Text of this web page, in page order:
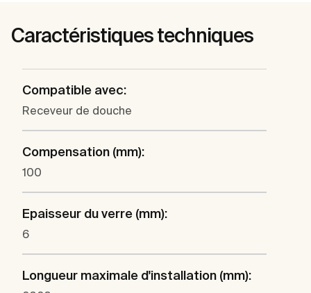
Caractéristiques techniques
Compatible avec:
Receveur de douche
Compensation (mm):
100
Epaisseur du verre (mm):
6
Longueur maximale d'installation (mm):